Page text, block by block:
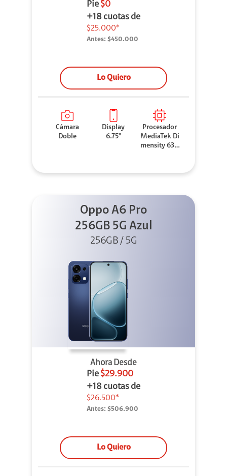
Pie $0
+18 cuotas de
$25.000*
Antes: $450.000
Lo Quiero
Cámara
Doble
Display
6.75"
Procesador
MediaTek Di
mensity 630
Oppo A6 Pro
256GB 5G Azul
256GB / 5G
Ahora Desde
Pie $29.900
+18 cuotas de
$26.500*
Antes: $506.900
Lo Quiero